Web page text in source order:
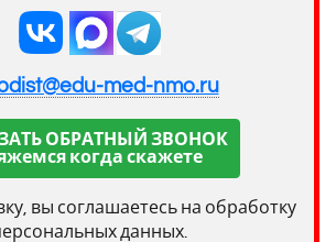
med-nmo.ru
ОБРАТНЫЙ ЗВОНОК
когда скажете
вы соглашаетесь на обработку
данных.